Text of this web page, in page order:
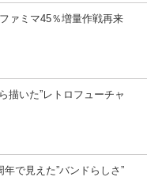
ァミマ45％増量作戦再来
描いた”レトロフューチャ
で見えた”バンドらしさ”